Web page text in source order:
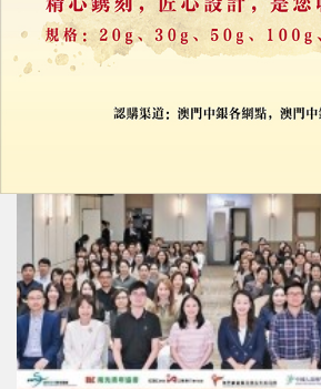
岑浩輝：貫徹落實習主席講話精神
凝心聚力提升效能促多元
19/01/2026 43744